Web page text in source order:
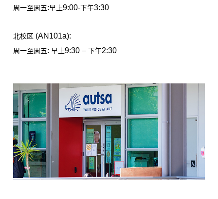
周一至周五:早上9:00- 下午3:30
北校区 (AN101a):
周一至周五: 早上9:30 – 下午2:30